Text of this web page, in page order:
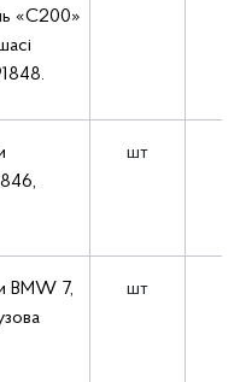
«С200»
шт
BMW 7,
шт